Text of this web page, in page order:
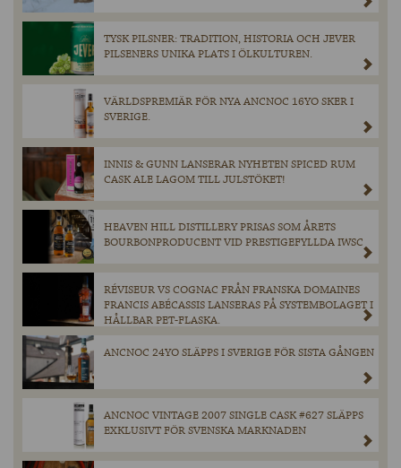
TYSK PILSNER: TRADITION, HISTORIA OCH JEVER
PILSENERS UNIKA PLATS I ÖLKULTUREN.
VÄRLDSPREMIÄR FÖR NYA ANCNOC 16YO SKER I
SVERIGE.
INNIS & GUNN LANSERAR NYHETEN SPICED RUM
CASK ALE LAGOM TILL JULSTÖKET!
HEAVEN HILL DISTILLERY PRISAS SOM ÅRETS
BOURBONPRODUCENT VID PRESTIGEFYLLDA IWSC
RÉVISEUR VS COGNAC FRÅN FRANSKA DOMAINES
FRANCIS ABÉCASSIS LANSERAS PÅ SYSTEMBOLAGET I
HÅLLBAR PET-FLASKA.
ANCNOC 24YO SLÄPPS I SVERIGE FÖR SISTA GÅNGEN
ANCNOC VINTAGE 2007 SINGLE CASK #627 SLÄPPS
EXKLUSIVT FÖR SVENSKA MARKNADEN